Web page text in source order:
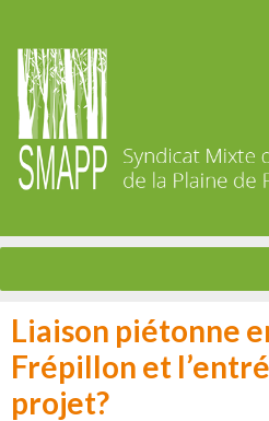
Liaison piétonne
Frépillon et
projet?